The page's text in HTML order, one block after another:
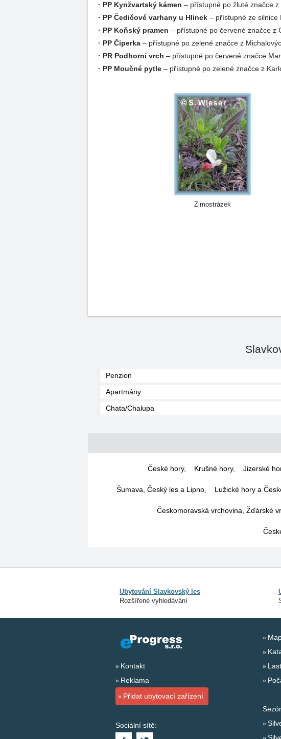
· PP Kynžvartský kámen – přístupné po žluté značce
· PP Čedičové varhany u Hlinek – přístupné ze silnice
· PP Koňský pramen – přístupné po červené značce z
· PP Čiperka – přístupné po zelené značce z
· PR Podhorní vrch – přístupné po červené značce
· PP Moučné pytle – přístupné po zelené značce z
Zimostrázek
Penzion
Apartmány
Chata/Chalupa
České hory, Krušné hory, Jizerské
Šumava, Český les a Lipno Lužické hory a
Českomoravská vrchovina, Žďárské
Ubytování Slavkovský les
Rozšířené vyhledávání
Kontakt
Reklama
Přidat ubytovací zařízení
Sociální sítě: